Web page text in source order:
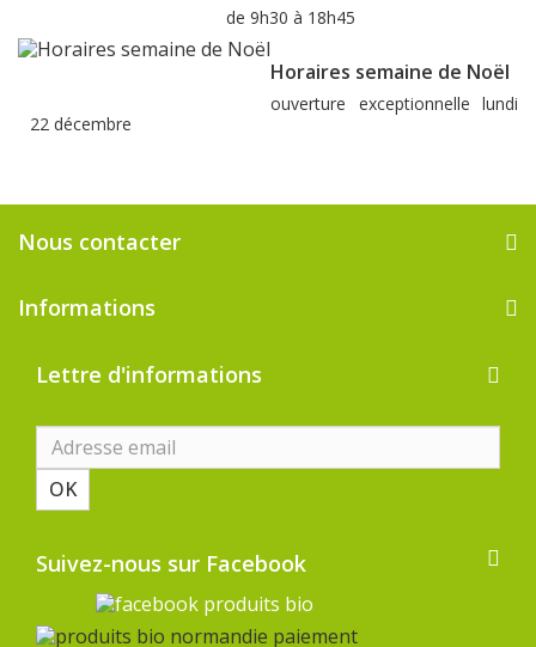
de 9h30 à 18h45
Horaires semaine de Noël
ouverture exceptionnelle lundi
22 décembre
Nous contacter
Informations
Lettre d'informations
OK
Suivez-nous sur Facebook